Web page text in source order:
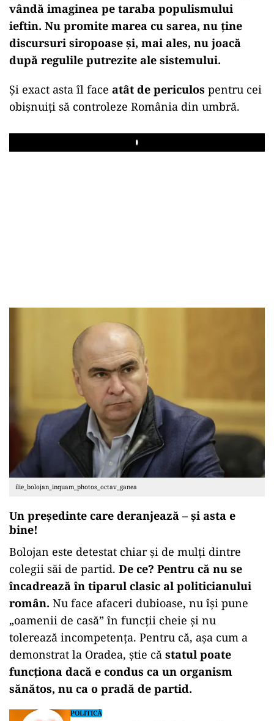
vândă imaginea pe taraba populismului
ieftin. Nu promite marea cu sarea, nu ține
discursuri siropoase și, mai ales, nu joacă
după regulile putrezite ale sistemului.
Și exact asta îl face atât de periculos pentru cei
obișnuiți să controleze România din umbră.
Play
ilie_bolojan_inquam_photos_octav_ganea
Un președinte care deranjează – și asta e
bine!
Bolojan este detestat chiar și de mulți dintre
colegii săi de partid. De ce? Pentru că nu se
încadrează în tiparul clasic al politicianului
român. Nu face afaceri dubioase, nu își pune
„oamenii de casă” în funcții cheie și nu
tolerează incompetența. Pentru că, așa cum a
demonstrat la Oradea, știe că statul poate
funcționa dacă e condus ca un organism
sănătos, nu ca o pradă de partid.
POLITICĂ